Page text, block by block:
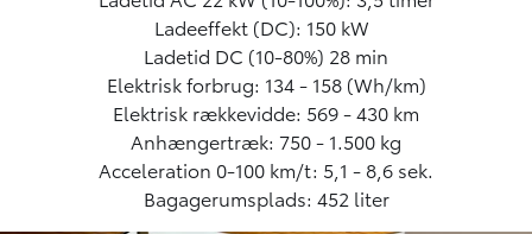
Ladeeffekt (DC): 150 kW
Ladetid DC (10-80%) 28 min
Elektrisk forbrug: 134 - 158 (Wh/km)
Elektrisk rækkevidde: 569 - 430 km
Anhængertræk: 750 - 1.500 kg
Acceleration 0-100 km/t: 5,1 - 8,6 sek.
Bagagerumsplads: 452 liter